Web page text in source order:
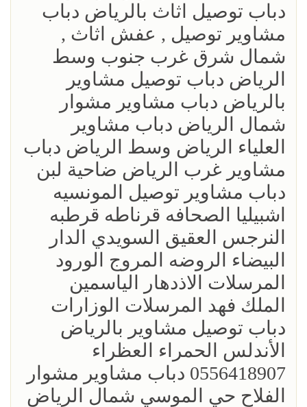
دباب توصيل اثاث بالرياض دباب
مشاوير توصيل , عفش اثاث ,
شمال شرق غرب جنوب وسط
الرياض دباب توصيل مشاوير
بالرياض دباب مشاوير مشوار
شمال الرياض دباب مشاوير
العلياء الرياض وسط الرياض دباب
مشاوير غرب الرياض ضاحية لبن
دباب مشاوير توصيل المونسيه
اشبيليا الصحافه قرناطه قرطبه
النرجس العقيق السويدي الدار
البيضاء الروضه المروج الورود
المرسلات الاذدهار الياسمين
الملك فهد المرسلات الوزارات
دباب توصيل مشاوير بالرياض
الأندلس الحمراء العظراء
0556418907 دباب مشاوير مشوار
الفلاح حي الموسي شمال الرياض